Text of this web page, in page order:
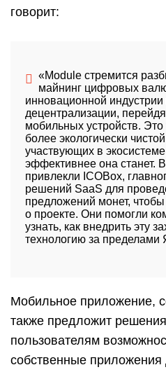
говорит:
«Module стремится
майнинг цифровых
инновационной индустрии
децентрализации,
мобильных устройств.
более экологически
участвующих в
эффективнее она станет.
привлекли ICOBox,
решений SaaS для
предложений монет,
о проекте. Они помогли
узнать, как внедрить эту
технологию за пределами
Мобильное приложение,
также предложит
пользователям
собственные приложения